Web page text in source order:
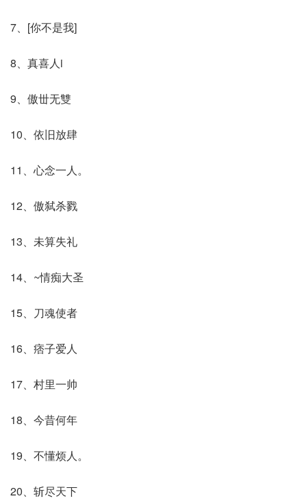
7、[你不是我]
8、真喜人i
9、傲丗无雙
10、依旧放肆
11、心念一人。
12、傲弑杀戮
13、未算失礼
14、~情痴大圣
15、刀魂使者
16、痞子爱人
17、村里一帅
18、今昔何年
19、不懂烦人。
20、斩尽天下